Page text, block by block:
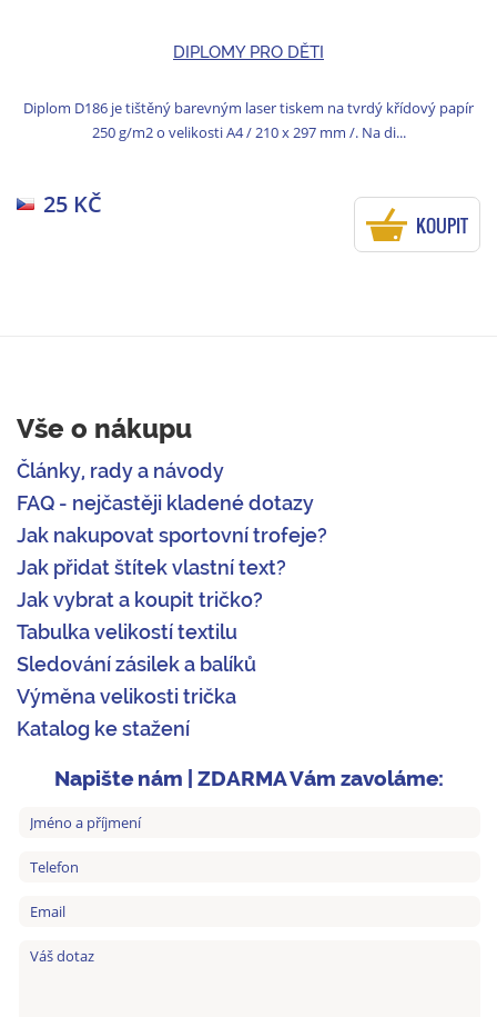
DIPLOMY PRO DĚTI
Diplom D186 je tištěný barevným laser tiskem na tvrdý křídový papír
250 g/m2 o velikosti A4 / 210 x 297 mm /. Na di...
25 KČ
KOUPIT
Vše o nákupu
Články, rady a návody
FAQ - nejčastěji kladené dotazy
Jak nakupovat sportovní trofeje?
Jak přidat štítek vlastní text?
Jak vybrat a koupit tričko?
Tabulka velikostí textilu
Sledování zásilek a balíků
Výměna velikosti trička
Katalog ke stažení
Napište nám | ZDARMA Vám zavoláme: